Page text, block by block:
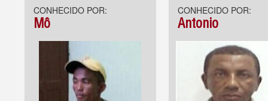
CONHECIDO POR:
Mô
CONHECIDO POR:
Antonio